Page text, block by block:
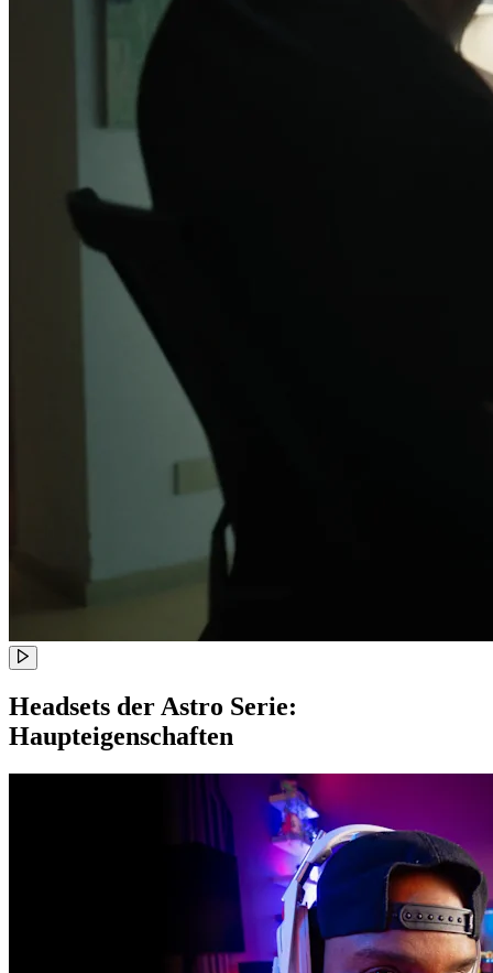
Headsets der Astro Serie:
Haupteigenschaften